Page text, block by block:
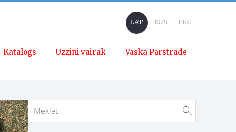
Katalogs Uzzini vairāk Vaska Pārstrāde
LAT RUS ENG